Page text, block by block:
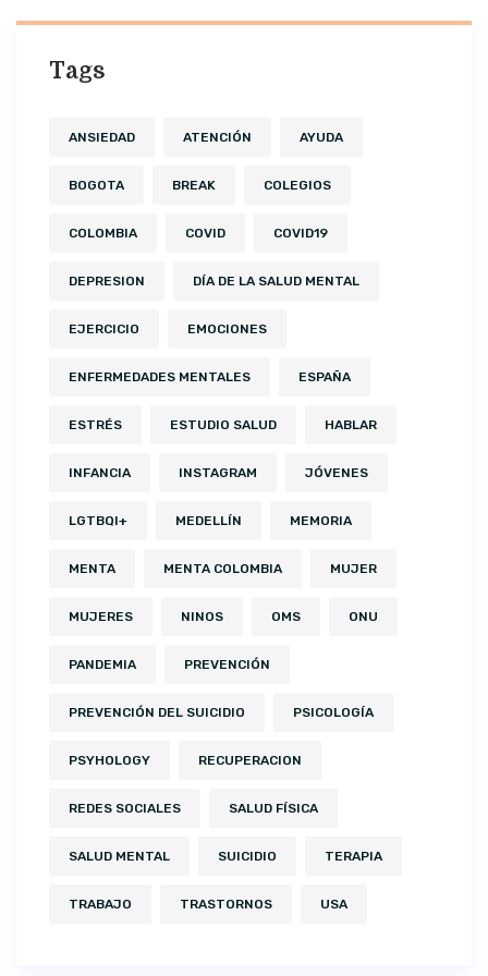
Tags
ANSIEDAD ATENCIÓN AYUDA
BOGOTA BREAK COLEGIOS
COLOMBIA COVID COVID19
DEPRESION DÍA DE LA SALUD MENTAL
EJERCICIO EMOCIONES
ENFERMEDADES MENTALES ESPAÑA
ESTRÉS ESTUDIO SALUD HABLAR
INFANCIA INSTAGRAM JÓVENES
LGTBQI+ MEDELLÍN MEMORIA
MENTA MENTA COLOMBIA MUJER
MUJERES NINOS OMS ONU
PANDEMIA PREVENCIÓN
PREVENCIÓN DEL SUICIDIO PSICOLOGÍA
PSYHOLOGY RECUPERACION
REDES SOCIALES SALUD FÍSICA
SALUD MENTAL SUICIDIO TERAPIA
TRABAJO TRASTORNOS USA